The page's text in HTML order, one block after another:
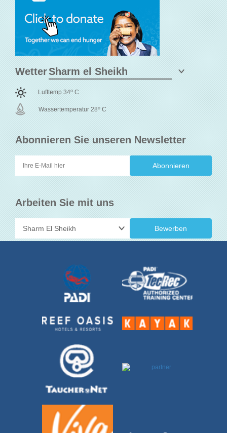
Abonnieren Sie unseren Newsletter
Arbeiten Sie mit uns
Bewerben
Wetter
Lufttemp 34o C
Wassertemperatur 28o C